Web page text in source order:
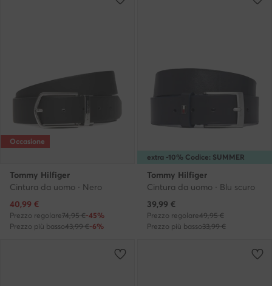
Occasione
Tommy Hilfiger
Cintura da uomo · Nero
Prezzo attuale
40,99 €
Prezzo regolare74,95 €-45%
Prezzo più basso43,99 €-6%
extra -10% Codice: SUMMER
Tommy Hilfiger
Cintura da uomo · Blu scuro
Prezzo attuale
39,99 €
Prezzo regolare49,95 €
Prezzo più basso33,99 €